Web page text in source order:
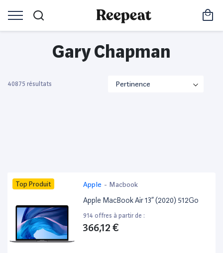
Gary Chapman
40875 résultats
Top Produit Apple - Macbook
Apple MacBook Air 13” (2020) 512Go
914 offres à partir de :
366,12 €